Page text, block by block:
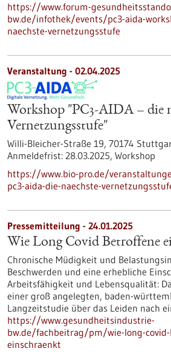
https://www.forum-
bw.de/infothek/events/pc3-aida-
naechste-vernetzungsstufe
Veranstaltung - 02.04.2025
Workshop "PC3-AIDA – die
Vernetzungsstufe"
Willi-Bleicher-Straße 19, 70174
Anmeldefrist: 28.03.2025, Workshop
https://www.bio-pro.de/
pc3-aida-die-naechste-
Pressemitteilung - 24.01.2025
Wie Long Covid Betroffene
Chronische Müdigkeit und
Beschwerden und eine erhebliche
Arbeitsfähigkeit und Lebensqualität:
einer groß angelegten, baden-
Langzeitstudie über das Leiden nach
https://www.gesundheitsindustrie-
bw.de/fachbeitrag/pm/wie-long-
einschraenkt